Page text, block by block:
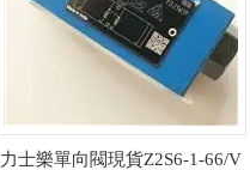
力士樂單向閥現貨Z2S6-1-66/V